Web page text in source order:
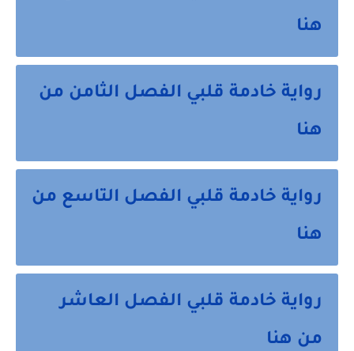
هنا
رواية خادمة قلبي الفصل الثامن من
هنا
رواية خادمة قلبي الفصل التاسع من
هنا
رواية خادمة قلبي الفصل العاشر
من هنا